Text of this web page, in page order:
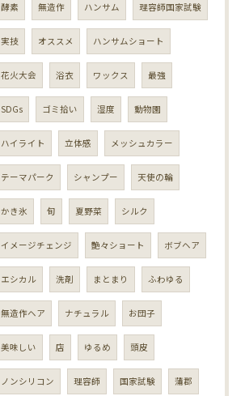
酵素 無造作 ハンサム 理容師国家試験
実技 オススメ ハンサムショート
花火大会 浴衣 ワックス 最強
SDGs ゴミ拾い 湿度 動物園
ハイライト 立体感 メッシュカラー
テーマパーク シャンプー 天使の輪
かき氷 旬 夏野菜 シルク
イメージチェンジ 艶々ショート ボブヘア
エシカル 洗剤 まとまり ふわゆる
無造作ヘア ナチュラル お団子
美味しい 店 ゆるめ 頭皮
ノンシリコン 理容師 国家試験 蒲郡